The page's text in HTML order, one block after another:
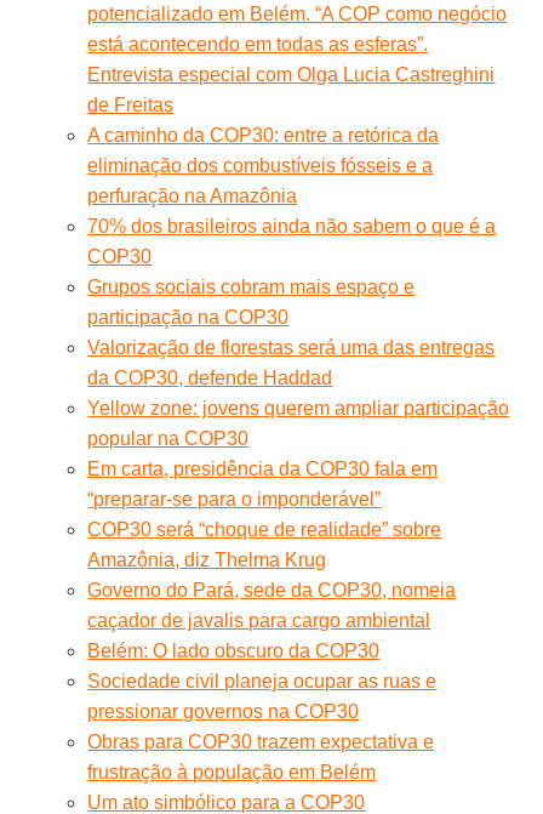
potencializado em Belém. “A COP como negócio
está acontecendo em todas as esferas”.
Entrevista especial com Olga Lucia Castreghini
de Freitas
A caminho da COP30: entre a retórica da
eliminação dos combustíveis fósseis e a
perfuração na Amazônia
70% dos brasileiros ainda não sabem o que é a
COP30
Grupos sociais cobram mais espaço e
participação na COP30
Valorização de florestas será uma das entregas
da COP30, defende Haddad
Yellow zone: jovens querem ampliar participação
popular na COP30
Em carta, presidência da COP30 fala em
“preparar-se para o imponderável”
COP30 será “choque de realidade” sobre
Amazônia, diz Thelma Krug
Governo do Pará, sede da COP30, nomeia
caçador de javalis para cargo ambiental
Belém: O lado obscuro da COP30
Sociedade civil planeja ocupar as ruas e
pressionar governos na COP30
Obras para COP30 trazem expectativa e
frustração à população em Belém
Um ato simbólico para a COP30